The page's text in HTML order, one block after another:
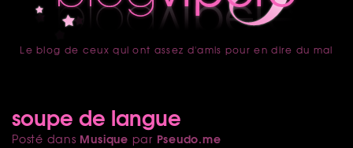
accueil
Le blog de ceux qui ont assez d'amis pour en dire du mal
soupe de langue
Posté dans Musique par Pseudo.me